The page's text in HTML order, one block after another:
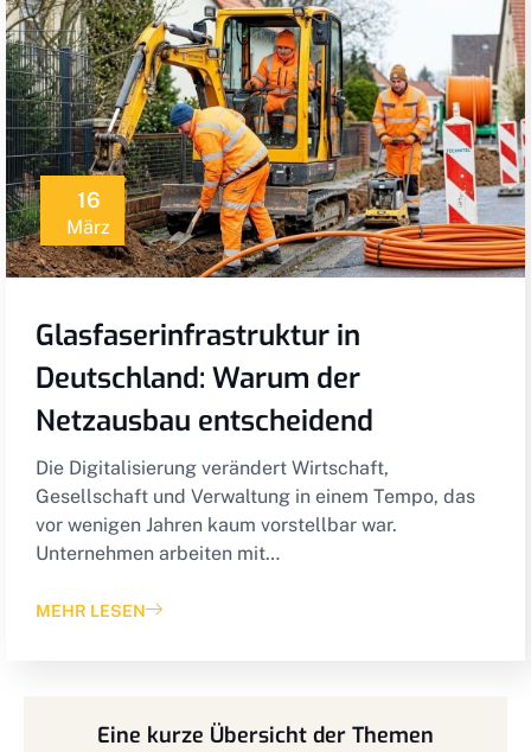
16
März
Glasfaserinfrastruktur in
Deutschland: Warum der
Netzausbau entscheidend
Die Digitalisierung verändert Wirtschaft,
Gesellschaft und Verwaltung in einem Tempo, das
vor wenigen Jahren kaum vorstellbar war.
Unternehmen arbeiten mit…
MEHR LESEN
Eine kurze Übersicht der Themen